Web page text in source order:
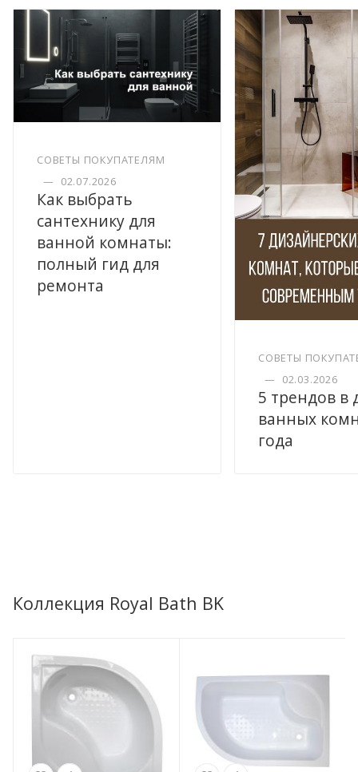
СОВЕТЫ ПОКУПАТЕЛЯМ
— 02.07.2026
Как выбрать
сантехнику для
ванной комнаты:
полный гид для
ремонта
СОВЕТЫ
— 02.03.2026
5 трендов в
ванных
года
Коллекция Royal Bath BK